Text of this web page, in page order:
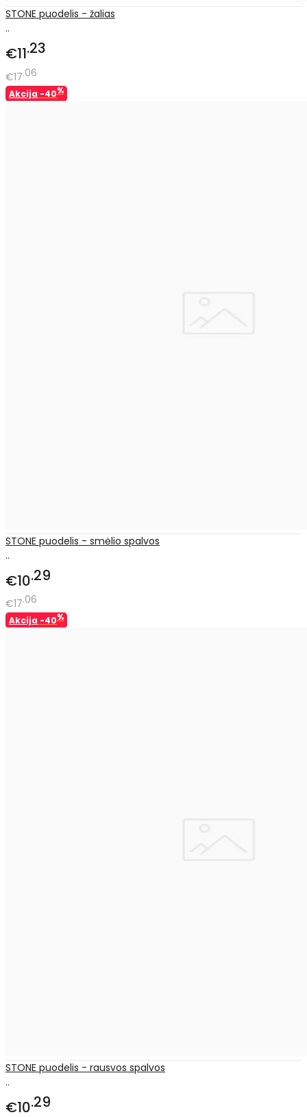
STONE puodelis - žalias
..
€11 23
€17 06
Akcija -40%
STONE puodelis - smėlio spalvos
..
€10 29
€17 06
Akcija -40%
STONE puodelis - rausvos spalvos
..
€10 29